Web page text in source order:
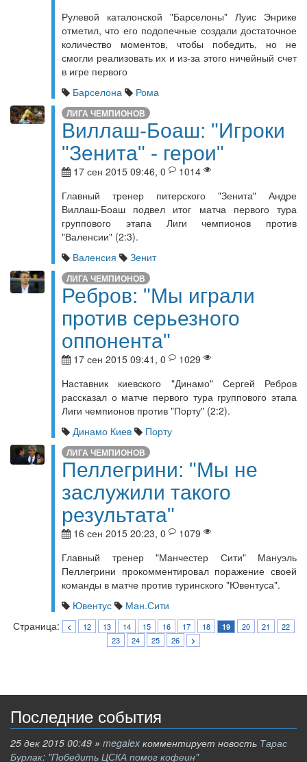
Рулевой каталонской "Барселоны" Луис Энрике
отметил, что его подопечные создали достаточное
количество моментов, чтобы победить, но не
смогли реализовать их и из-за этого ничейный счет
в игре первого
Барселона
Рома
ЛИГА ЧЕМПИОНОВ
Виллаш-Боаш: "Игроки
"Зенита" - герои"
17 сен 2015 09:46, 0
1014
Главный тренер питерского "Зенита" Андре
Виллаш-Боаш подвел итог матча первого тура
группового этапа Лиги чемпионов против
"Валенсии" (2:3).
Валенсия
Зенит
ЛИГА ЧЕМПИОНОВ
Ребров: "Мы играли
против серьезного
оппонента"
17 сен 2015 09:41, 0
1029
Наставник киевского "Динамо" Сергей Ребров
рассказал о матче первого тура группового этапа
Лиги чемпионов против "Порту" (2:2).
Динамо Киев
Порту
ЛИГА ЧЕМПИОНОВ
Пеллегрини: "Мы не
заслужили такого
результата"
16 сен 2015 20:23, 0
1079
Главный тренер "Манчестер Сити" Мануэль
Пеллегрини прокомментировал поражение своей
команды в матче против туринского "Ювентуса".
Ювентус
Ман.Сити
Страница:
< 12 13 14 15 16 17 18 19 20 21
22
23
24 25 26 >
Последние события
25 дек 2015 00:49 » megalex комментирует новость Тарас
Бурлак: "Победить ЦСКА помог кофеин"